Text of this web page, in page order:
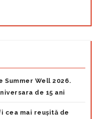
Well 2026.
de 15 ani
mai reușită de